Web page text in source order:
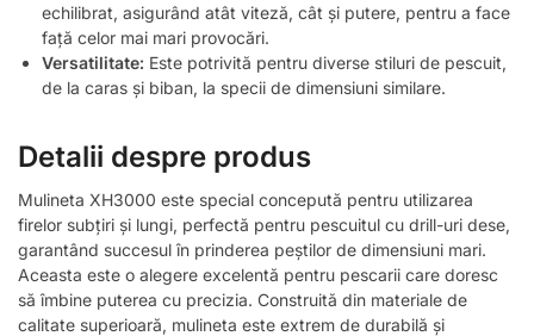
echilibrat, asigurând atât viteză, cât și putere, pentru a face
față celor mai mari provocări.
Versatilitate: Este potrivită pentru diverse stiluri de pescuit,
de la caras și biban, la specii de dimensiuni similare.
Detalii despre produs
Mulineta XH3000 este special concepută pentru utilizarea
firelor subțiri și lungi, perfectă pentru pescuitul cu drill-uri dese,
garantând succesul în prinderea peștilor de dimensiuni mari.
Aceasta este o alegere excelentă pentru pescarii care doresc
să îmbine puterea cu precizia. Construită din materiale de
calitate superioară, mulineta este extrem de durabilă și